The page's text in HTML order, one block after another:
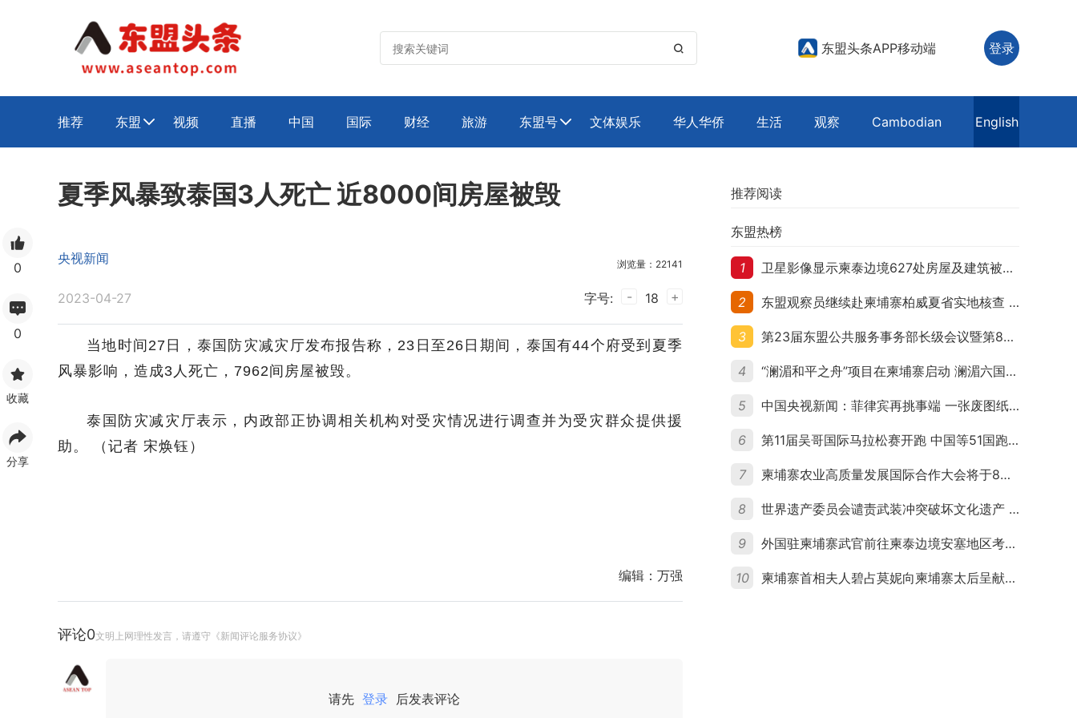
 东盟头条APP移动端 登录
推荐 东盟  视频 直播 中国 国际 财经 旅游 东盟号 文体娱乐 华人华侨 生活 观察 Cambodian English
0
0
收藏
分享
夏季风暴致泰国3人死亡 近8000间房屋被毁
央视新闻 浏览量：22141
2023-04-27 字号: - 18 +
当地时间27日，泰国防灾减灾厅发布报告称，23日至26日期间，泰国有44个府受到夏季
风暴影响，造成3人死亡，7962间房屋被毁。
泰国防灾减灾厅表示，内政部正协调相关机构对受灾情况进行调查并为受灾群众提供援
助。 （记者 宋焕钰）
编辑： 万强
评论0文明上网理性发言，请遵守《新闻评论服务协议》
请先 登录 后发表评论
推荐阅读
东盟热榜
1 卫星影像显示柬泰边境627处房屋及建筑被夷平 人权组织呼吁保护平民财产
2 东盟观察员继续赴柬埔寨柏威夏省实地核查 走访遭袭柬埔寨平民村庄
3 第23届东盟公共服务事务部长级会议暨第8届东盟与中日韩公共服务事务部长级会议在柬埔寨暹粒开幕
4 “澜湄和平之舟”项目在柬埔寨启动 澜湄六国青年共话和平与发展
5 中国央视新闻：菲律宾再挑事端 一张废图纸划不走中国黄岩岛
6 第11届吴哥国际马拉松赛开跑 中国等51国跑者齐聚暹粒
7 柬埔寨农业高质量发展国际合作大会将于8月20日举行
8 世界遗产委员会谴责武装冲突破坏文化遗产 柬埔寨呼吁依法追责并加强国际合作
9 外国驻柬埔寨武官前往柬泰边境安塞地区考察 柬方介绍“危险握手”事件及边境情况
10 柬埔寨首相夫人碧占莫妮向柬埔寨太后呈献世界女童军“卓越领袖奖”